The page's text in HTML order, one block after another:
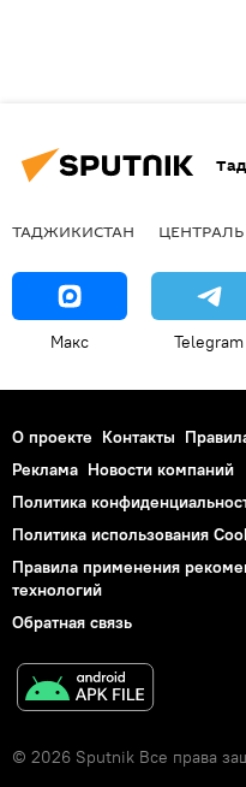
ТАДЖИКИСТАН
Макс Telegram
О проекте Контакты
Реклама Новости компаний
Политика
Политика использования
Правила применения
технологий
Обратная связь
© 2026 Sputnik Все права